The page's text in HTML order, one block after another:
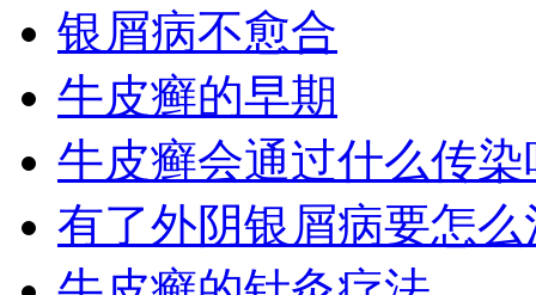
银屑病不愈合
牛皮癣的早期
牛皮癣会通过什么传染
有了外阴银屑病要怎么